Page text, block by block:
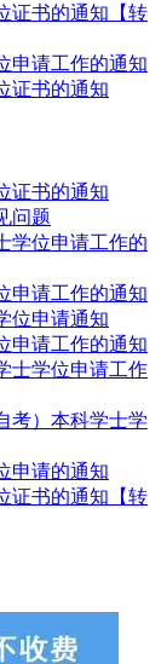
证书的通知【转
申请工作的通知
证书的通知
证书的通知
问题
学位申请工作的
申请工作的通知
位申请通知
申请工作的通知
士学位申请工作
考）本科学士学
申请的通知
证书的通知【转